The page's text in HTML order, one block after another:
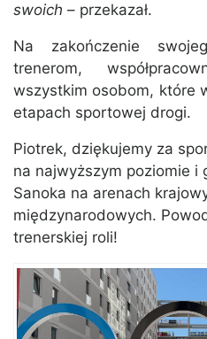
swoich – przekazał.
Na zakończenie
trenerom,
wszystkim osobom, które
etapach sportowej drogi.
Piotrek, dziękujemy za
na najwyższym poziomie i
Sanoka na arenach
międzynarodowych.
trenerskiej roli!